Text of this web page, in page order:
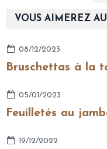
VOUS AIMEREZ
08/12/2023
Bruschettas à la
05/01/2023
Feuilletés au
19/12/2022